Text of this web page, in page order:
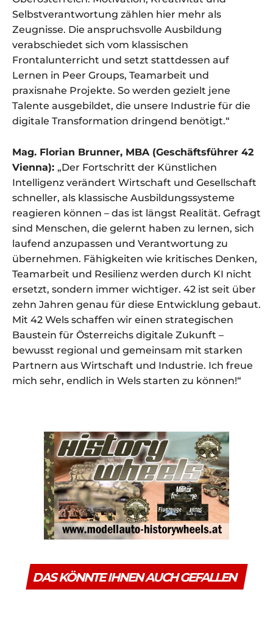
Selbstverantwortung zählen hier mehr als
Zeugnisse. Die anspruchsvolle Ausbildung
verabschiedet sich vom klassischen
Frontalunterricht und setzt stattdessen auf
Lernen in Peer Groups, Teamarbeit und
praxisnahe Projekte. So werden gezielt jene
Talente ausgebildet, die unsere Industrie für die
digitale Transformation dringend benötigt.“
Mag. Florian Brunner, MBA (Geschäftsführer 42
Vienna): „Der Fortschritt der Künstlichen
Intelligenz verändert Wirtschaft und Gesellschaft
schneller, als klassische Ausbildungssysteme
reagieren können – das ist längst Realität. Gefragt
sind Menschen, die gelernt haben zu lernen, sich
laufend anzupassen und Verantwortung zu
übernehmen. Fähigkeiten wie kritisches Denken,
Teamarbeit und Resilienz werden durch KI nicht
ersetzt, sondern immer wichtiger. 42 ist seit über
zehn Jahren genau für diese Entwicklung gebaut.
Mit 42 Wels schaffen wir einen strategischen
Baustein für Österreichs digitale Zukunft –
bewusst regional und gemeinsam mit starken
Partnern aus Wirtschaft und Industrie. Ich freue
mich sehr, endlich in Wels starten zu können!“
DAS KÖNNTE IHNEN AUCH GEFALLEN